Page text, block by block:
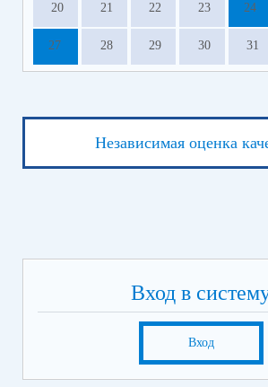
20 21 22 23 24
27 28 29 30 31
Независимая оценка
Вход в
Вход